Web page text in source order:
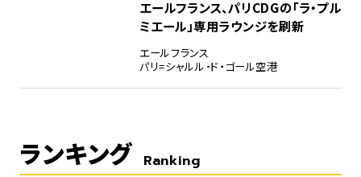
エールフランス、パリCDGの「ラ・プル
ミエール」専用ラウンジを刷新
エールフランス
パリ=シャルル・ド・ゴール空港
ランキング Ranking